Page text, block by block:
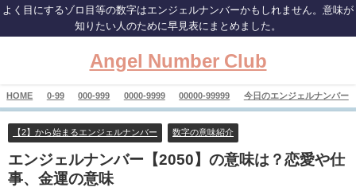
よく目にするゾロ目等の数字はエンジェルナンバーかもしれません。意味が
知りたい人のために早見表にまとめました。
Angel Number Club
HOME 0-99 000-999 0000-9999 00000-99999 今日のエンジェルナンバー
【2】から始まるエンジェルナンバー 数字の意味紹介
エンジェルナンバー【2050】の意味は？恋愛や仕
事、金運の意味